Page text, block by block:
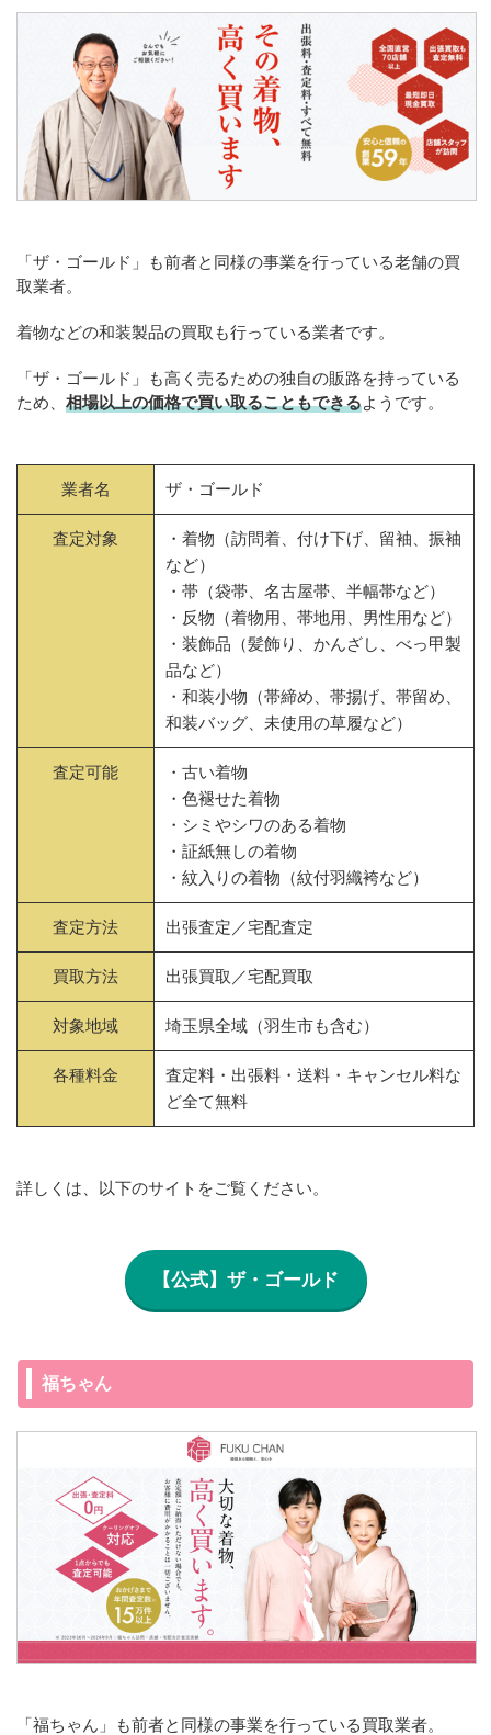
「ザ・ゴールド」も前者と同様の事業を行っている老舗の買
取業者。
着物などの和装製品の買取も行っている業者です。
「ザ・ゴールド」も高く売るための独自の販路を持っている
ため、 相場以上の価格で買い取ることもできるようです。
業者名 ザ・ゴールド
査定対象
・着物（訪問着、付け下げ、留袖、振袖
など）
・帯（袋帯、名古屋帯、半幅帯など）
・反物（着物用、帯地用、男性用など）
・装飾品（髪飾り、かんざし、べっ甲製
品など）
・和装小物（帯締め、帯揚げ、帯留め、
和装バッグ、未使用の草履など）
査定可能
・古い着物
・色褪せた着物
・シミやシワのある着物
・証紙無しの着物
・紋入りの着物（紋付羽織袴など）
査定方法 出張査定／宅配査定
買取方法 出張買取／宅配買取
対象地域 埼玉県全域（羽生市も含む）
各種料金
査定料・出張料・送料・キャンセル料な
ど全て無料
詳しくは、以下のサイトをご覧ください。
【公式】ザ・ゴールド
福ちゃん
「福ちゃん」も前者と同様の事業を行っている買取業者。